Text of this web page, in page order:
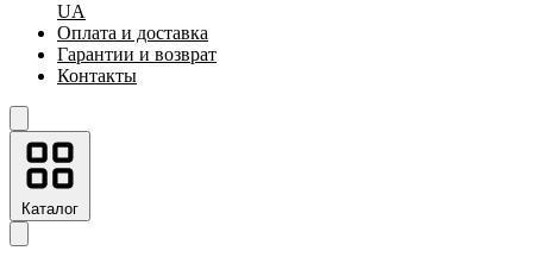
UA
Оплата и доставка
Гарантии и возврат
Контакты
Каталог